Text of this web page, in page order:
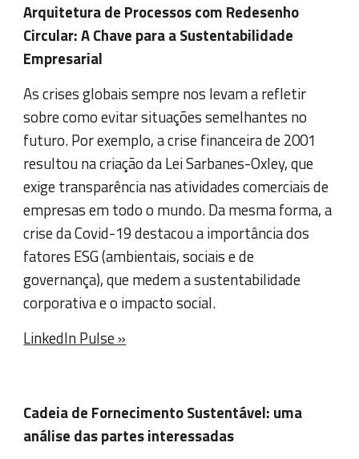
Arquitetura de Processos com Redesenho
Circular: A Chave para a Sustentabilidade
Empresarial
As crises globais sempre nos levam a refletir
sobre como evitar situações semelhantes no
futuro. Por exemplo, a crise financeira de 2001
resultou na criação da Lei Sarbanes-Oxley, que
exige transparência nas atividades comerciais de
empresas em todo o mundo. Da mesma forma, a
crise da Covid-19 destacou a importância dos
fatores ESG (ambientais, sociais e de
governança), que medem a sustentabilidade
corporativa e o impacto social.
LinkedIn Pulse »
Cadeia de Fornecimento Sustentável: uma
análise das partes interessadas